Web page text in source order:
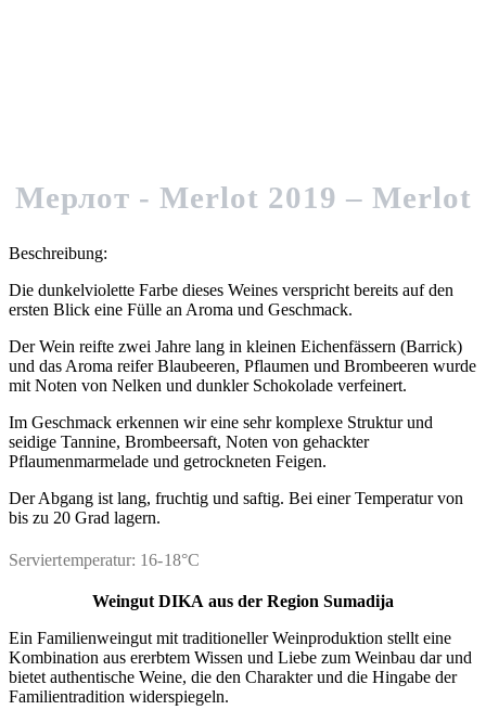
Mерлот - Merlot 2019 – Merlot
Beschreibung:
Die dunkelviolette Farbe dieses Weines verspricht bereits auf den
ersten Blick eine Fülle an Aroma und Geschmack.
Der Wein reifte zwei Jahre lang in kleinen Eichenfässern (Barrick)
und das Aroma reifer Blaubeeren, Pflaumen und Brombeeren wurde
mit Noten von Nelken und dunkler Schokolade verfeinert.
Im Geschmack erkennen wir eine sehr komplexe Struktur und
seidige Tannine, Brombeersaft, Noten von gehackter
Pflaumenmarmelade und getrockneten Feigen.
Der Abgang ist lang, fruchtig und saftig. Bei einer Temperatur von
bis zu 20 Grad lagern.
Serviertemperatur: 16-18°C
Weingut DIKA aus der Region Sumadija
Ein Familienweingut mit traditioneller Weinproduktion stellt eine
Kombination aus ererbtem Wissen und Liebe zum Weinbau dar und
bietet authentische Weine, die den Charakter und die Hingabe der
Familientradition widerspiegeln.